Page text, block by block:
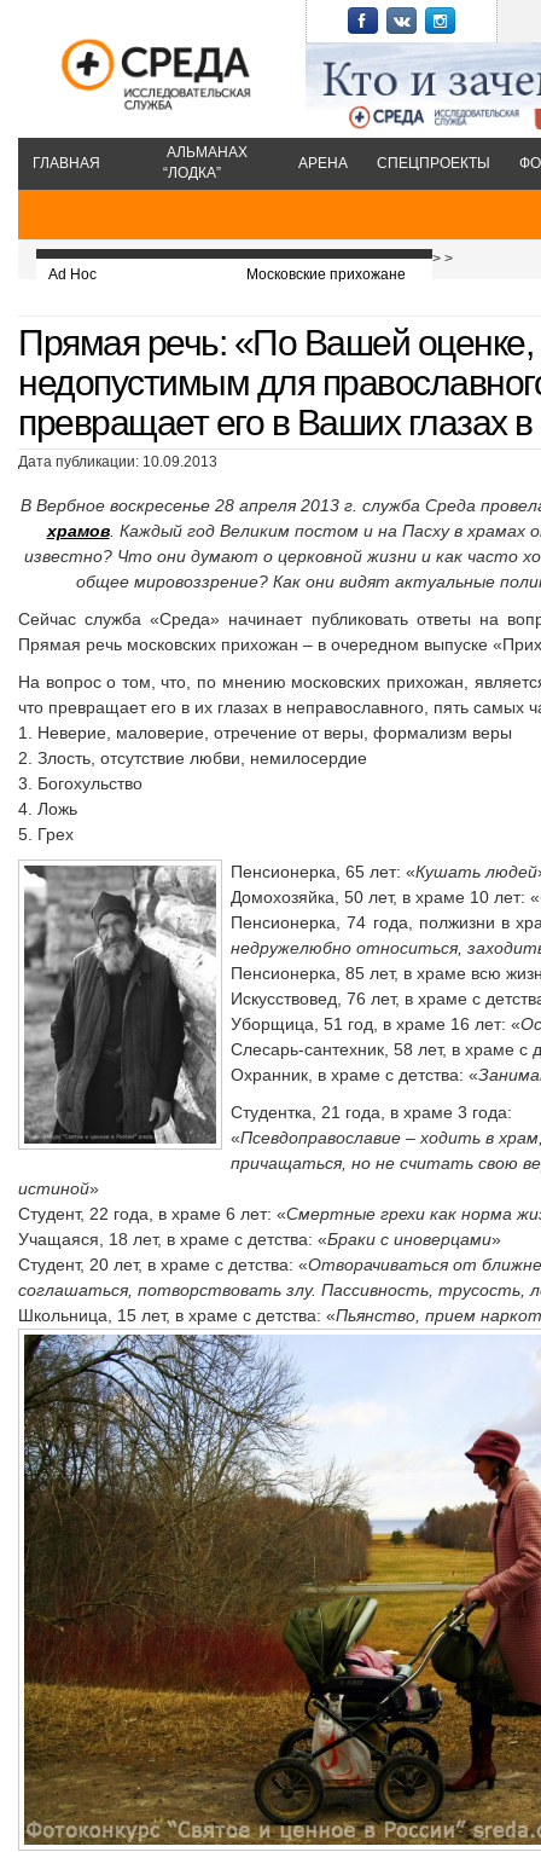
ГЛАВНАЯ
АЛЬМАНАХ
“ЛОДКА”
АРЕНА СПЕЦПРОЕКТЫ
Ad Hoc
>
Московские прихожане
>
Прямая речь: «По Вашей оценке,
недопустимым для
превращает его в Ваших глазах
Дата публикации: 10.09.2013
В Вербное воскресенье 28 апреля 2013 г. служба Среда
храмов. Каждый год Великим постом и на Пасху в храмах
известно? Что они думают о церковной жизни и как часто
общее мировоззрение? Как они видят актуальные
Сейчас служба «Среда» начинает публиковать ответы на
Прямая речь московских прихожан – в очередном выпуске
На вопрос о том, что, по мнению московских прихожан,
что превращает его в их глазах в неправославного, пять самых
1. Неверие, маловерие, отречение от веры, формализм веры
2. Злость, отсутствие любви, немилосердие
3. Богохульство
4. Ложь
5. Грех
Пенсионерка, 65 лет: «Кушать людей
Домохозяйка, 50 лет, в храме 10 лет: «
Пенсионерка, 74 года, полжизни в
недружелюбно относиться,
Пенсионерка, 85 лет, в храме всю
Искусствовед, 76 лет, в храме с
Уборщица, 51 год, в храме 16 лет: «
Слесарь-сантехник, 58 лет, в храме с
Охранник, в храме с детства: «
Студентка, 21 года, в храме 3 года:
«Псевдоправославие – ходить в
причащаться, но не считать свою
истиной»
Студент, 22 года, в храме 6 лет: «Смертные грехи как норма
Учащаяся, 18 лет, в храме с детства: «Браки с иноверцами»
Студент, 20 лет, в храме с детства: «Отворачиваться от
соглашаться, потворствовать злу. Пассивность, трусость,
Школьница, 15 лет, в храме с детства: «Пьянство, прием